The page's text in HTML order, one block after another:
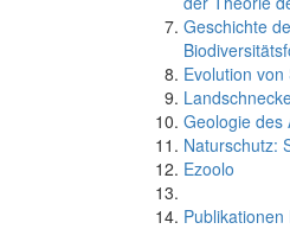
Geschichte
Evolution
Geologie des
Naturschutz:
Ezoolo